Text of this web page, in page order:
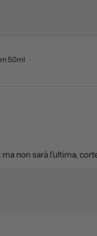
50ml
ma non sarà l'ultima,